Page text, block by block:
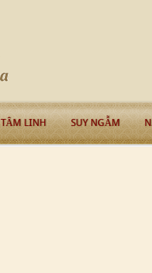
TÂM LINH SUY NGẪM